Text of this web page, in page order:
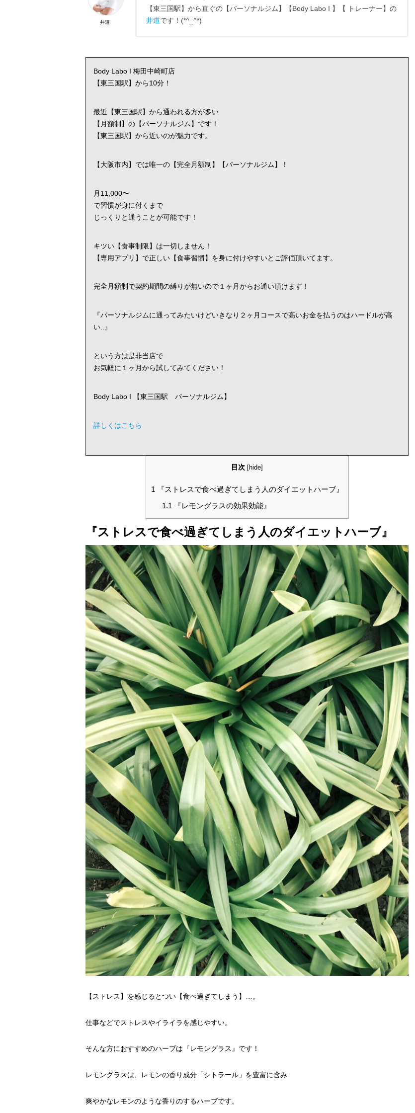
井道
【東三国駅】から直ぐの【パーソナルジム】【Body Labo I 】【 トレーナー】の
井道です！(*^_^*)
Body Labo I 梅田中崎町店
【東三国駅】から10分！
最近【東三国駅】から通われる方が多い
【月額制】の【パーソナルジム】です！
【東三国駅】から近いのが魅力です。
【大阪市内】では唯一の【完全月額制】【パーソナルジム】！
月11,000〜
で習慣が身に付くまで
じっくりと通うことが可能です！
キツい【食事制限】は一切しません！
【専用アプリ】で正しい【食事習慣】を身に付けやすいとご評価頂いてます。
完全月額制で契約期間の縛りが無いので１ヶ月からお通い頂けます！
『パーソナルジムに通ってみたいけどいきなり２ヶ月コースで高いお金を払うのはハードルが高
い..』
という方は是非当店で
お気軽に１ヶ月から試してみてください！
Body Labo I 【東三国駅 パーソナルジム】
詳しくはこちら
目次 [hide]
1 『ストレスで食べ過ぎてしまう人のダイエットハーブ』
1.1 『レモングラスの効果効能』
『ストレスで食べ過ぎてしまう人のダイエットハーブ』
【ストレス】を感じるとつい【食べ過ぎてしまう】…。
仕事などでストレスやイライラを感じやすい。
そんな方におすすめのハーブは『レモングラス』です！
レモングラスは、レモンの香り成分「シトラール」を豊富に含み
爽やかなレモンのような香りのするハーブです。